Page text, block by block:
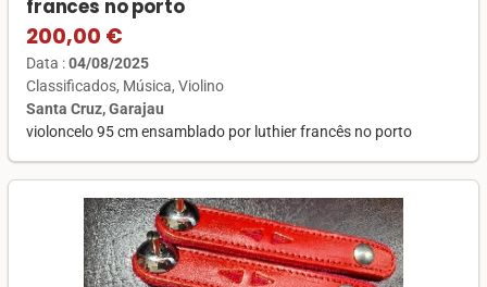
frances no porto
200,00 €
Data :04/08/2025
Classificados Música Violino
Santa Cruz, Garajau
violoncelo 95 cm ensamblado por luthier francês no porto